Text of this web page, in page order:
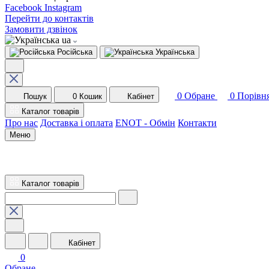
Facebook Instagram
Перейти до контактів
Замовити дзвінок
ua
Російська Українська
Пошук 0 Кошик Кабінет 0 Обране 0
Каталог товарів
Про нас Доставка і оплата ENOT - Обмін Контакти
Меню
Каталог товарів
Кабінет
0